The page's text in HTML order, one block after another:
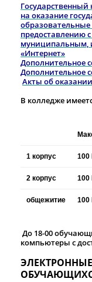
на оказание
образовательные
предоставлению
муниципальным,
«Интернет»
Дополнительное
Дополнительное
Акты об оказании
В колледже
1 корпус 100
2 корпус 100
общежитие 100
До 18-00
компьютеры с